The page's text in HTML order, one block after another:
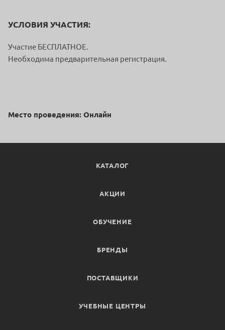
УСЛОВИЯ УЧАСТИЯ:
Участие БЕСПЛАТНОЕ.
Необходима предварительная регистрация.
Место проведения: Онлайн
КАТАЛОГ
АКЦИИ
ОБУЧЕНИЕ
БРЕНДЫ
ПОСТАВЩИКИ
УЧЕБНЫЕ ЦЕНТРЫ